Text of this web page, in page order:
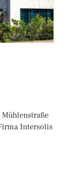
Intersolis